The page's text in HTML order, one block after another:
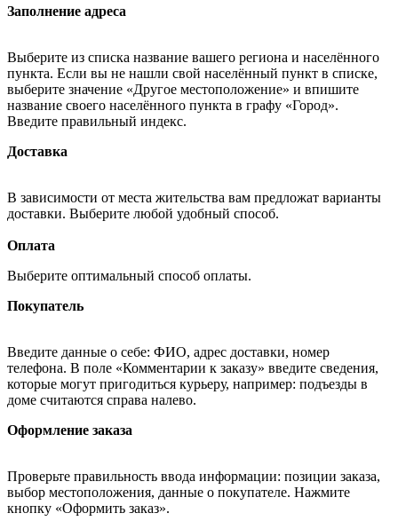
Заполнение адреса
Выберите из списка название вашего региона и населённого
пункта. Если вы не нашли свой населённый пункт в списке,
выберите значение «Другое местоположение» и впишите
название своего населённого пункта в графу «Город».
Введите правильный индекс.
Доставка
В зависимости от места жительства вам предложат варианты
доставки. Выберите любой удобный способ.
Оплата
Выберите оптимальный способ оплаты.
Покупатель
Введите данные о себе: ФИО, адрес доставки, номер
телефона. В поле «Комментарии к заказу» введите сведения,
которые могут пригодиться курьеру, например: подъезды в
доме считаются справа налево.
Оформление заказа
Проверьте правильность ввода информации: позиции заказа,
выбор местоположения, данные о покупателе. Нажмите
кнопку «Оформить заказ».